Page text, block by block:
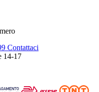
Contattaci
14-17